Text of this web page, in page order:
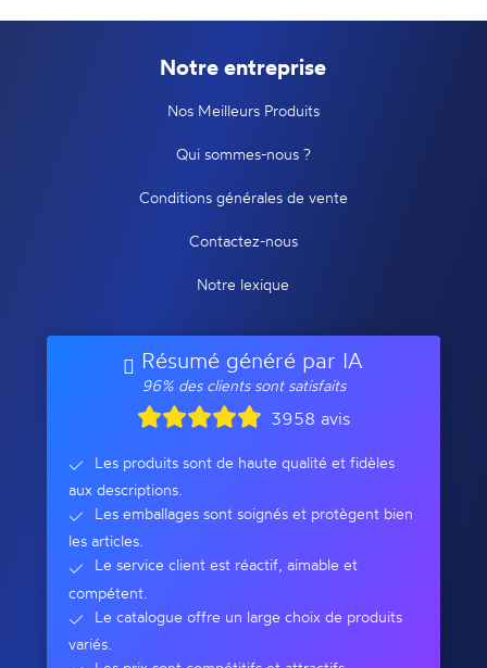
Notre entreprise
Nos Meilleurs Produits
Qui sommes-nous ?
Conditions générales de vente
Contactez-nous
Notre lexique
Résumé généré par IA
96% des clients sont satisfaits
3958 avis
Les produits sont de haute qualité et fidèles
aux descriptions.
Les emballages sont soignés et protègent bien
les articles.
Le service client est réactif, aimable et
compétent.
Le catalogue offre un large choix de produits
variés.